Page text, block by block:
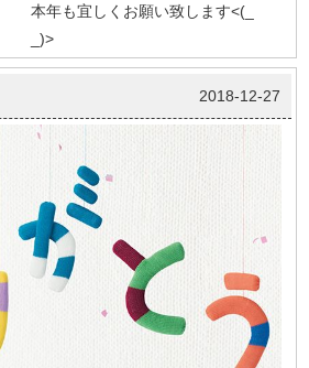
本年も宜しくお願い致します<(_
_)>
2018-12-27